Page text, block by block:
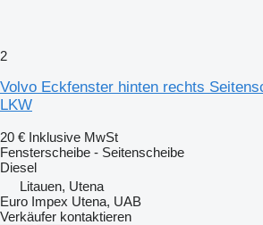
2
Volvo Eckfenster hinten rechts
LKW
20 € Inklusive MwSt
Fensterscheibe - Seitenscheibe
Diesel
Litauen, Utena
Euro Impex Utena, UAB
Verkäufer kontaktieren